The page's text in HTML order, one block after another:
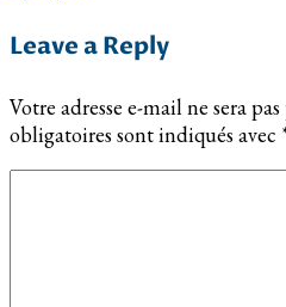
Leave a Reply
Votre adresse e-mail ne sera
obligatoires sont indiqués avec